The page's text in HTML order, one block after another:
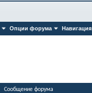
Опции форума Навигация
Сообщение форума